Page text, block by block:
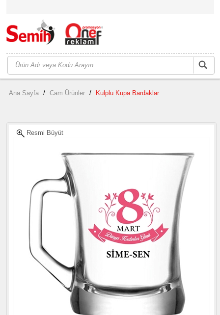
Ana Sayfa / Cam Ürünler / Kulplu Kupa Bardaklar
Resmi Büyüt